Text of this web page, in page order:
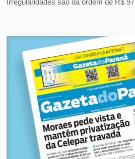
Irregularidades são da ordem de R$